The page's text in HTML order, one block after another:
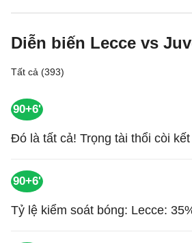
Diễn biến Lecce vs
Tất cả (393)
90+6'
Đó là tất cả! Trọng tài thổi còi
90+6'
Tỷ lệ kiểm soát bóng: Lecce: